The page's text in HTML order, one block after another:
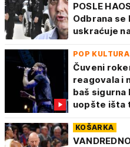
POSLE
Odbrana se
uskraćuje
POP KULTURA
Čuveni
reagovala i
baš sigurna
uopšte išta
KOŠARKA